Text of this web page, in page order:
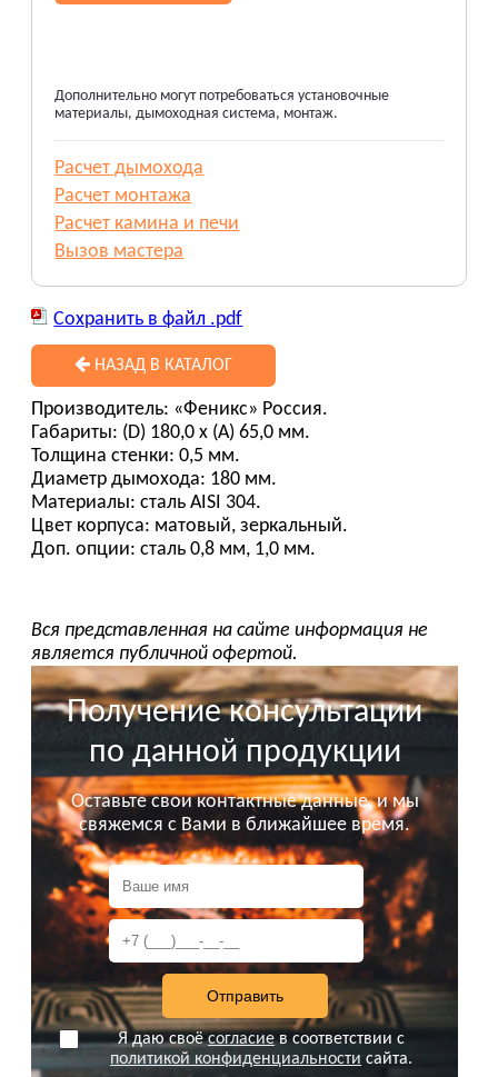
Дополнительно могут потребоваться установочные
материалы, дымоходная система, монтаж.
Расчет дымохода
Расчет монтажа
Расчет камина и печи
Вызов мастера
Сохранить в файл .pdf
НАЗАД В КАТАЛОГ
Производитель: «Феникс» Россия.
Габариты: (D) 180,0 х (А) 65,0 мм.
Толщина стенки: 0,5 мм.
Диаметр дымохода: 180 мм.
Материалы: сталь AISI 304.
Цвет корпуса: матовый, зеркальный.
Доп. опции: сталь 0,8 мм, 1,0 мм.
Вся представленная на сайте информация не
является публичной офертой.
Получение консультации
по данной продукции
Оставьте свои контактные данные, и мы
свяжемся с Вами в ближайшее время.
Я даю своёсогласиев соответствии с
политикой конфиденциальности сайта.